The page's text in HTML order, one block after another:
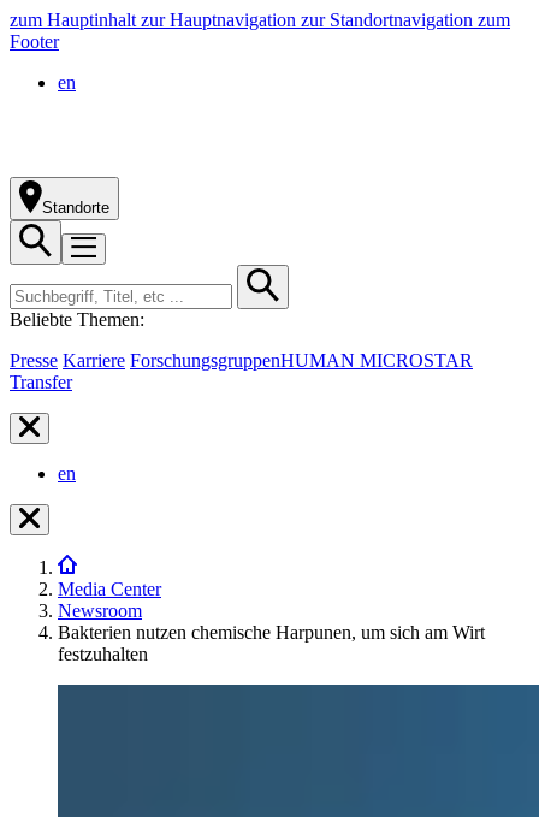
zum Hauptinhalt zur Hauptnavigation zur Standortnavigation zum
Footer
en
Standorte
Beliebte Themen:
Presse Karriere ForschungsgruppenHUMAN MICROSTAR
Transfer
en
Media Center
Newsroom
Bakterien nutzen chemische Harpunen, um sich am Wirt
festzuhalten